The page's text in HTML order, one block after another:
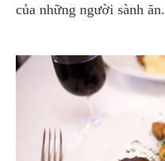
của những người sành ăn.